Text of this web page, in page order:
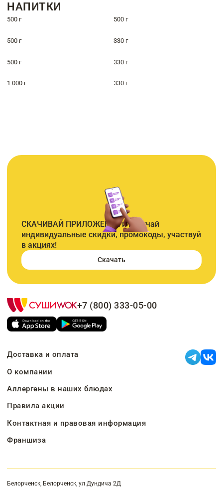
НАПИТКИ
500 г 500 г
500 г 330 г
500 г 330 г
1 000 г 330 г
СКАЧИВАЙ ПРИЛОЖЕНИЕ и получай
индивидуальные скидки, промокоды, участвуй
в акциях!
Скачать
+7 (800) 333-05-00
Доставка и оплата
О компании
Аллергены в наших блюдах
Правила акции
Контактная и правовая информация
Франшиза
Белорченск, Белорченск, ул Дундича 2Д